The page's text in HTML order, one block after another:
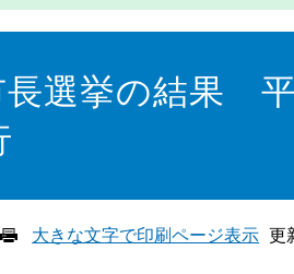
長選挙の結果
大きな文字で印刷ページ表示 更